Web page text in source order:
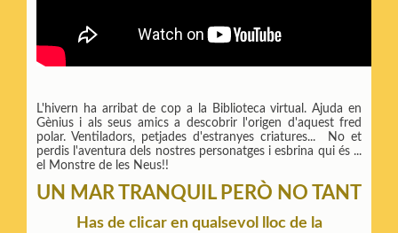
L'hivern ha arribat de cop a la Biblioteca virtual. Ajuda en
Gènius i als seus amics a descobrir l'origen d'aquest fred
polar. Ventiladors, petjades d'estranyes criatures... No et
perdis l'aventura dels nostres personatges i esbrina qui és ...
el Monstre de les Neus!!
UN MAR TRANQUIL PERÒ NO TANT
Has de clicar en qualsevol lloc de la